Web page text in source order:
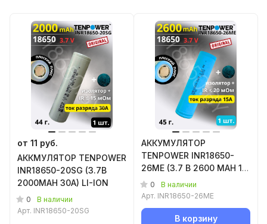
от 11 руб.
АККМУЛЯТОР TENPOWER
INR18650-20SG (3.7B
2000MAH 30A) LI-ION
0
В наличии
Арт. INR18650-20SG
АККУМУЛЯТОР
TENPOWER INR18650-
26ME (3.7 B 2600 MAH 15
A) LI-ION 1 шт.
0
В наличии
Арт. INR18650-26ME
В корзину